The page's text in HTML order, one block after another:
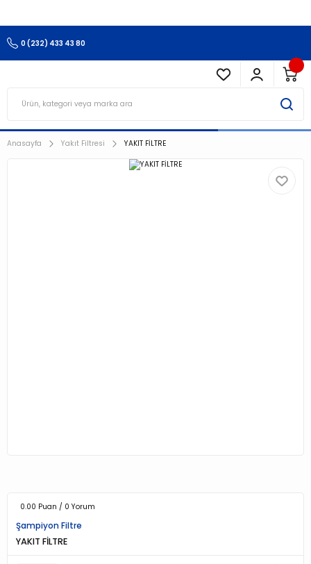
0 (232) 433 43 80
Anasayfa Yakıt Filtresi YAKIT FİLTRE
0.00 Puan / 0 Yorum
Şampiyon Filtre
YAKIT FİLTRE